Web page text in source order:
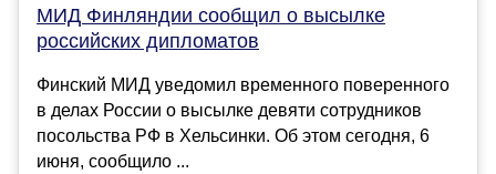
МИД Финляндии сообщил о высылке
российских дипломатов
Финский МИД уведомил временного поверенного
в делах России о высылке девяти сотрудников
посольства РФ в Хельсинки. Об этом сегодня, 6
июня, сообщило ...